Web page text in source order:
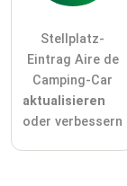
Stellplatz-
Eintrag Aire de
Camping-Car
aktualisieren
oder verbessern